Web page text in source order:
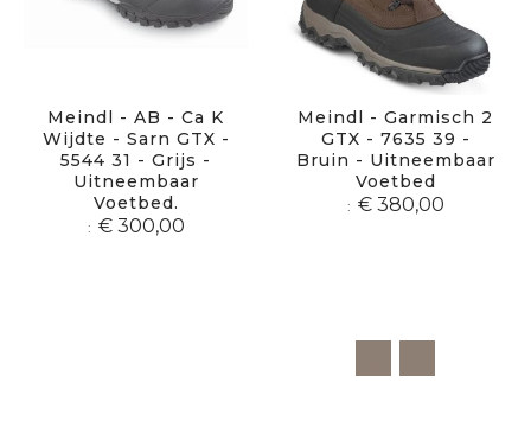
Meindl - AB - Ca K
Wijdte - Sarn GTX -
5544 31 - Grijs -
Uitneembaar
Voetbed.
€ 300,00
Meindl - Garmisch 2
GTX - 7635 39 -
Bruin - Uitneembaar
Voetbed
€ 380,00